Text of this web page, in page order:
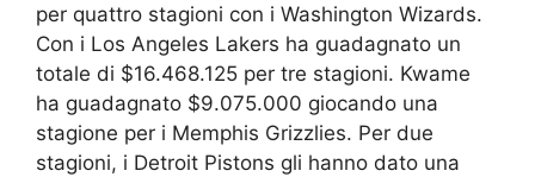
per quattro stagioni con i Washington Wizards.
Con i Los Angeles Lakers ha guadagnato un
totale di $16.468.125 per tre stagioni. Kwame
ha guadagnato $9.075.000 giocando una
stagione per i Memphis Grizzlies. Per due
stagioni, i Detroit Pistons gli hanno dato una